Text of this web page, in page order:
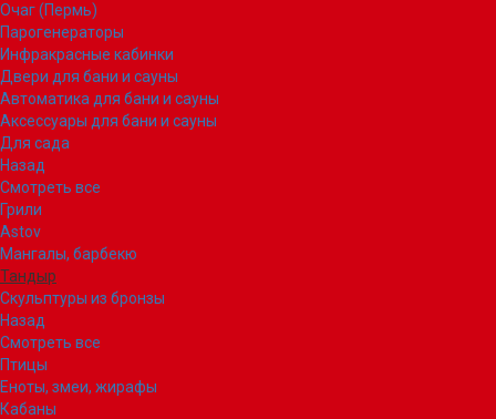
Очаг (Пермь)
Парогенераторы
Инфракрасные кабинки
Двери для бани и сауны
Автоматика для бани и сауны
Аксессуары для бани и сауны
Для сада
Назад
Смотреть все
Грили
Astov
Мангалы, барбекю
Тандыр
Скульптуры из бронзы
Назад
Смотреть все
Птицы
Еноты, змеи, жирафы
Кабаны